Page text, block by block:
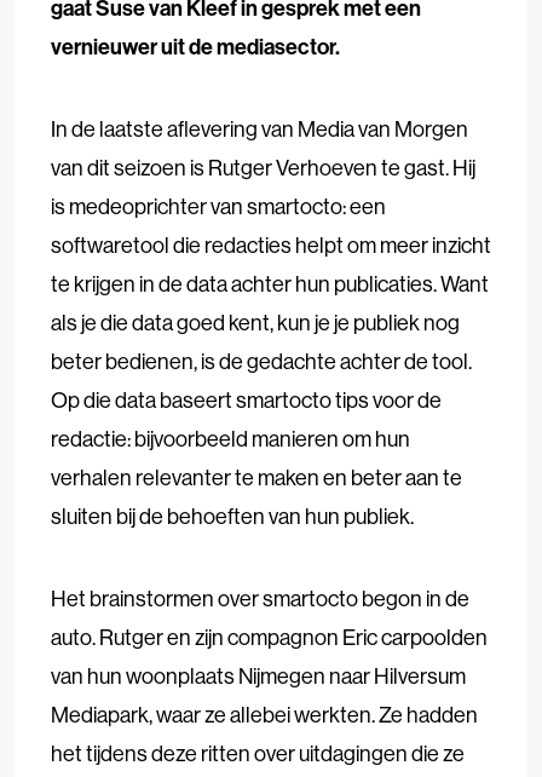
gaat Suse van Kleef in gesprek met een
vernieuwer uit de mediasector.
In de laatste aflevering van Media van Morgen
van dit seizoen is Rutger Verhoeven te gast. Hij
is medeoprichter van smartocto: een
softwaretool die redacties helpt om meer inzicht
te krijgen in de data achter hun publicaties. Want
als je die data goed kent, kun je je publiek nog
beter bedienen, is de gedachte achter de tool.
Op die data baseert smartocto tips voor de
redactie: bijvoorbeeld manieren om hun
verhalen relevanter te maken en beter aan te
sluiten bij de behoeften van hun publiek.
Het brainstormen over smartocto begon in de
auto. Rutger en zijn compagnon Eric carpoolden
van hun woonplaats Nijmegen naar Hilversum
Mediapark, waar ze allebei werkten. Ze hadden
het tijdens deze ritten over uitdagingen die ze